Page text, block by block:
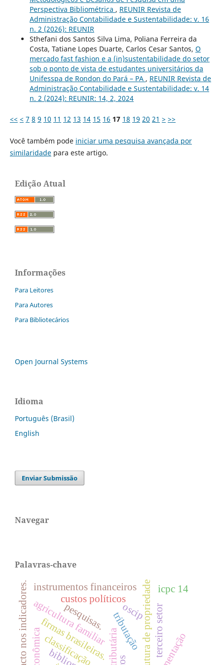
Perspectiva Bibliométrica , REUNIR Revista de
Administração Contabilidade e Sustentabilidade: v. 16
n. 2 (2026): REUNIR
Sthefani dos Santos Silva Lima, Poliana Ferreira da
Costa, Tatiane Lopes Duarte, Carlos Cesar Santos, O
mercado fast fashion e a (in)sustentabilidade do setor
sob o ponto de vista de estudantes universitários da
Unifesspa de Rondon do Pará – PA , REUNIR Revista de
Administração Contabilidade e Sustentabilidade: v. 14
n. 2 (2024): REUNIR: 14, 2, 2024
<< < 7 8 9 10 11 12 13 14 15 16 17 18 19 20 21 > >>
Você também pode iniciar uma pesquisa avançada por
similaridadepara este artigo.
Edição Atual
Informações
Para Leitores
Para Autores
Para Bibliotecários
Open Journal Systems
Idioma
Português (Brasil)
English
Enviar Submissão
Navegar
Palavras-chave
classificação tributaçãoestrutura de propriedade
firmas brasileiras.
agricultura familiar
impacto nos indicadores. instrumentos financeiros
pesquisas. terceiro setor
oscip
custos políticos
icpc 14